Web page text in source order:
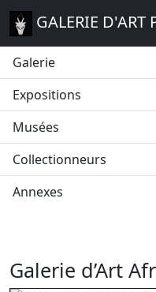
GALERIE D'ART
Galerie
Expositions
Musées
Collectionneurs
Annexes
Galerie d’Art